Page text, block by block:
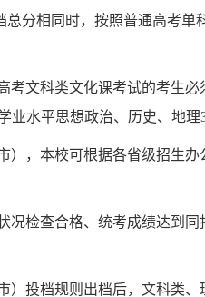
总分相同时， 按照普通高考单
考文科类文化课考试的考生
业水平思想政治、历史、地理
），本校可根据各省级招生
况检查合格、统考成绩达到
投档规则出档后，文科类、